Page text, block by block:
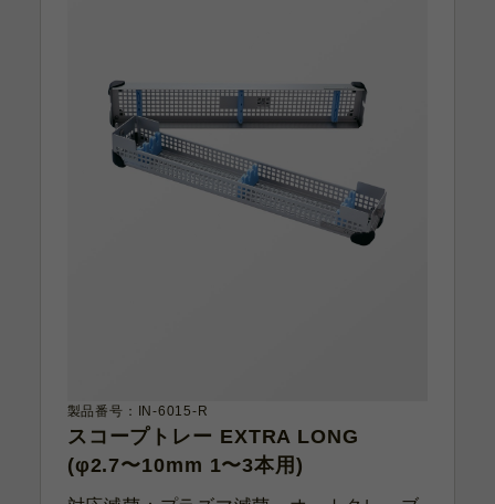
製品番号：IN-6015-R
スコープトレー EXTRA LONG
(φ2.7〜10mm 1〜3本用)